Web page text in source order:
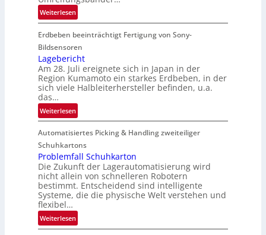
Weiterlesen:
C
o
i
l
s
z
ä
h
l
e
n
Erdbeben beeinträchtigt Fertigung von Sony-
Bildsensoren
Lagebericht
Am 28. Juli ereignete sich in Japan in der
Region Kumamoto ein starkes Erdbeben, in der
sich viele Halbleiterhersteller befinden, u.a.
das…
Weiterlesen:
L
a
g
e
b
e
r
i
c
h
Automatisiertes Picking & Handling zweiteiliger
Schuhkartons
Problemfall Schuhkarton
Die Zukunft der Lagerautomatisierung wird
nicht allein von schnelleren Robotern
bestimmt. Entscheidend sind intelligente
Systeme, die die physische Welt verstehen und
flexibel…
Weiterlesen:
P